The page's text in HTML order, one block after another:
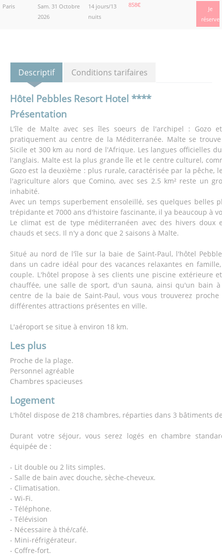
Paris
Sam. 31 Octobre
2026
14 jours/13
nuits
858€
Je
réserve
Descriptif Conditions tarifaires
Hôtel Pebbles Resort Hotel ****
Présentation
L'île de Malte avec ses îles soeurs de l'archipel : Gozo
pratiquement au centre de la Méditerranée. Malte se
Sicile et 300 km au nord de l'Afrique. Les langues officielles
l'anglais. Malte est la plus grande île et le centre culturel,
Gozo est la deuxième : plus rurale, caractérisée par la pêche,
l'agriculture alors que Comino, avec ses 2.5 km² reste un
inhabité.
Avec un temps superbement ensoleillé, ses quelques belles
trépidante et 7000 ans d'histoire fascinante, il ya beaucoup à
Le climat est de type méditerranéen avec des hivers doux
chauds et secs. Il n'y a donc que 2 saisons à Malte.
Situé au nord de l'île sur la baie de Saint-Paul, l'hôtel
dans un cadre idéal pour des vacances relaxantes en
couple. L'hôtel propose à ses clients une piscine extérieure
chauffée, une salle de sport, d'un sauna, ainsi qu'un bain
centre de la baie de Saint-Paul, vous vous trouverez
différentes attractions présentes en ville.
L'aéroport se situe à environ 18 km.
Les plus
Proche de la plage.
Personnel agréable
Chambres spacieuses
Logement
L'hôtel dispose de 218 chambres, réparties dans 3 bâtiments
Durant votre séjour, vous serez logés en chambre
équipée de :
- Lit double ou 2 lits simples.
- Salle de bain avec douche, sèche-cheveux.
- Climatisation.
- Wi-Fi.
- Téléphone.
- Télévision
- Nécessaire à thé/café.
- Mini-réfrigérateur.
- Coffre-fort.